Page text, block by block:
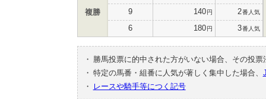
複勝 9 140円 2番人気
6 180円 3番人気
・
勝馬投票に的中された方がいない場合、その投
・ 特定の馬番・組番に人気が著しく集中した場合、
・
レースや騎手等につく記号